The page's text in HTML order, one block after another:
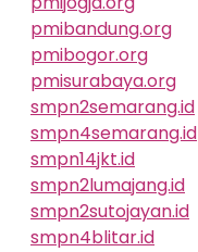
pmibandung.org
pmibogor.org
pmisurabaya.org
smpn2semarang.id
smpn4semarang.id
smpn14jkt.id
smpn2lumajang.id
smpn2sutojayan.id
smpn4blitar.id